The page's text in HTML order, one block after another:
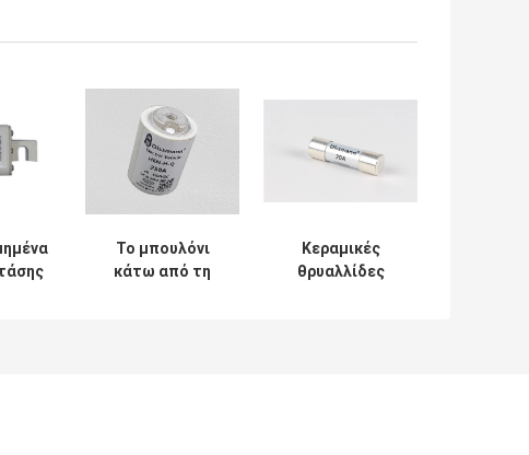
Το μπουλόνι
κάτω από τη
Κεραμικές
θρυαλλίδες